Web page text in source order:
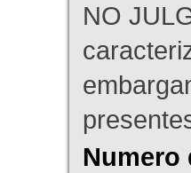
NO
Numero